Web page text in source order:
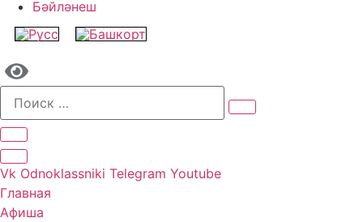
Бәйләнеш
Vk Odnoklassniki Telegram Youtube
Главная
Афиша